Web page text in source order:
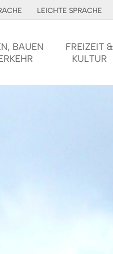
LEICHTE SPRACHE
BAUEN
FREIZEIT &
KULTUR